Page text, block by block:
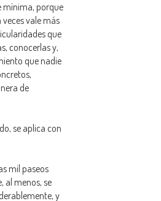
mínima, porque
vale más
que
conocerlas y,
que nadie
de
se aplica con
mil paseos
al menos, se
y